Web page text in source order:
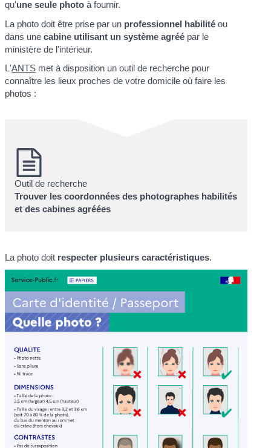
qu'une seule photo à fournir.
La photo doit être prise par un professionnel habilité ou
dans unecabine utilisant un système agréé par le
ministère de l'intérieur.
L'ANTS met à disposition un outil de recherche pour
connaître les lieux proches de votre domicile où faire les
photos :
Outil de recherche
Trouver les coordonnées des photographes habilités
et des cabines agréées
La photo doit respecter plusieurs caractéristiques.